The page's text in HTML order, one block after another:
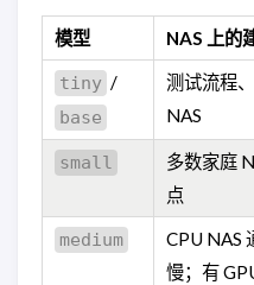
模型 NAS 上的
tiny /
base
测试流程
NAS
small
多数家庭
点
medium
CPU NAS
慢；有